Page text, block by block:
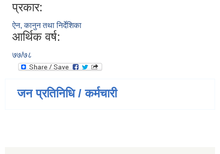
प्रकार:
ऐन, कानुन तथा निर्देशिका
आर्थिक वर्ष:
७७/७८
जन प्रतिनिधि / कर्मचारी